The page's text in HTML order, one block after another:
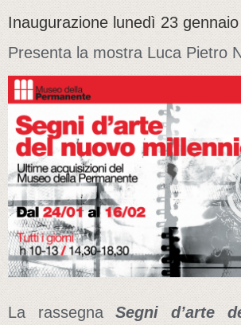
Inaugurazione lunedì 23
Presenta la mostra Luca Pietro
La rassegnaSegni d’arte